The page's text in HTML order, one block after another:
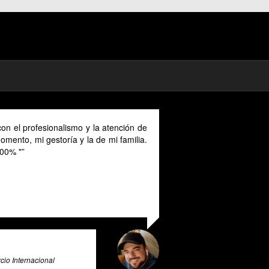
el profesionalismo y la atención de
mi gestoría y la de mi familia.
"
Internacional